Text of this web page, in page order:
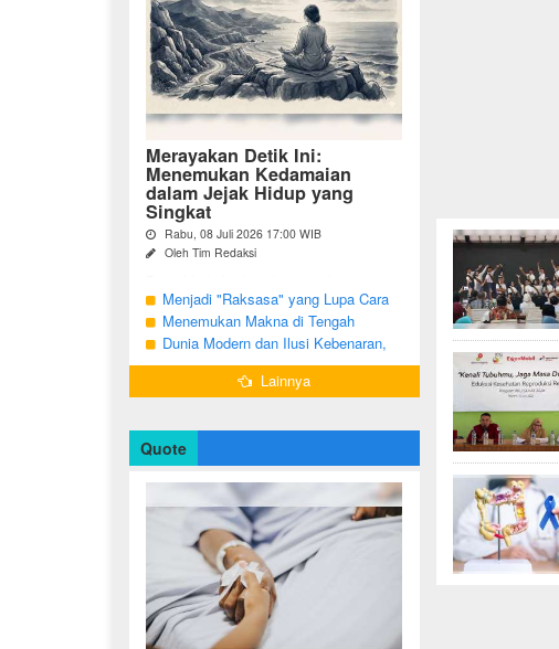
Merayakan Detik Ini:
Menemukan Kedamaian
dalam Jejak Hidup yang
Singkat
Rabu, 08 Juli 2026 17:00 WIB
Oleh Tim Redaksi
pagi, menatap cermin, dan menyadari
bahwa garis-garis halus di wajah bukan
sekadar tanda penuaan, melainkan ...
Menjadi "Raksasa" yang Lupa Cara
Jadi Manusia
Menemukan Makna di Tengah
Langkah yang Belum Selesai
Dunia Modern dan Ilusi Kebenaran,
Antara Kesadaran dan terjebak Tipu
Lainnya
Quote